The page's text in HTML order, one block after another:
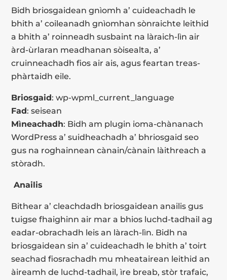
Bidh briosgaidean gnìomh a’ cuideachadh le
bhith a’ coileanadh gnìomhan sònraichte leithid
a bhith a’ roinneadh susbaint na làraich-lìn air
àrd-ùrlaran meadhanan sòisealta, a’
cruinneachadh fios air ais, agus feartan treas-
phàrtaidh eile.
Briosgaid: wp-wpml_current_language
Fad: seisean
Mìneachadh: Bidh am plugin ioma-chànanach
WordPress a’ suidheachadh a’ bhriosgaid seo
gus na roghainnean cànain/cànain làithreach a
stòradh.
Anailis
Bithear a’ cleachdadh briosgaidean anailis gus
tuigse fhaighinn air mar a bhios luchd-tadhail ag
eadar-obrachadh leis an làrach-lìn. Bidh na
briosgaidean sin a’ cuideachadh le bhith a’ toirt
seachad fiosrachadh mu mheatairean leithid an
àireamh de luchd-tadhail, ìre breab, stòr trafaic,